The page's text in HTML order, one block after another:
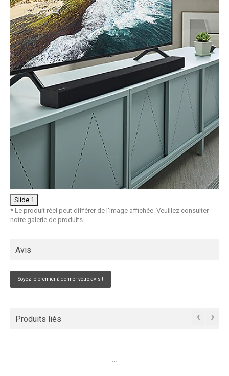
Slide 1
* Le produit réel peut différer de l'image affichée. Veuillez consulter
notre galerie de produits.
Avis
Soyez le premier à donner votre avis !
Produits liés ‹ ›
```